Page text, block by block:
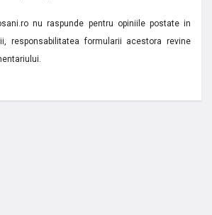
nu raspunde pentru opiniile postate in
responsabilitatea formularii acestora revine